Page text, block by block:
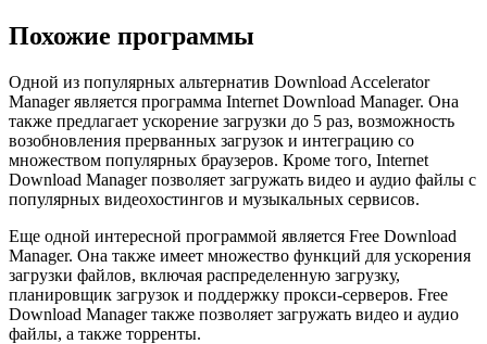
Похожие программы
Одной из популярных альтернатив Download Accelerator
Manager является программа Internet Download Manager. Она
также предлагает ускорение загрузки до 5 раз, возможность
возобновления прерванных загрузок и интеграцию со
множеством популярных браузеров. Кроме того, Internet
Download Manager позволяет загружать видео и аудио файлы с
популярных видеохостингов и музыкальных сервисов.
Еще одной интересной программой является Free Download
Manager. Она также имеет множество функций для ускорения
загрузки файлов, включая распределенную загрузку,
планировщик загрузок и поддержку прокси-серверов. Free
Download Manager также позволяет загружать видео и аудио
файлы, а также торренты.